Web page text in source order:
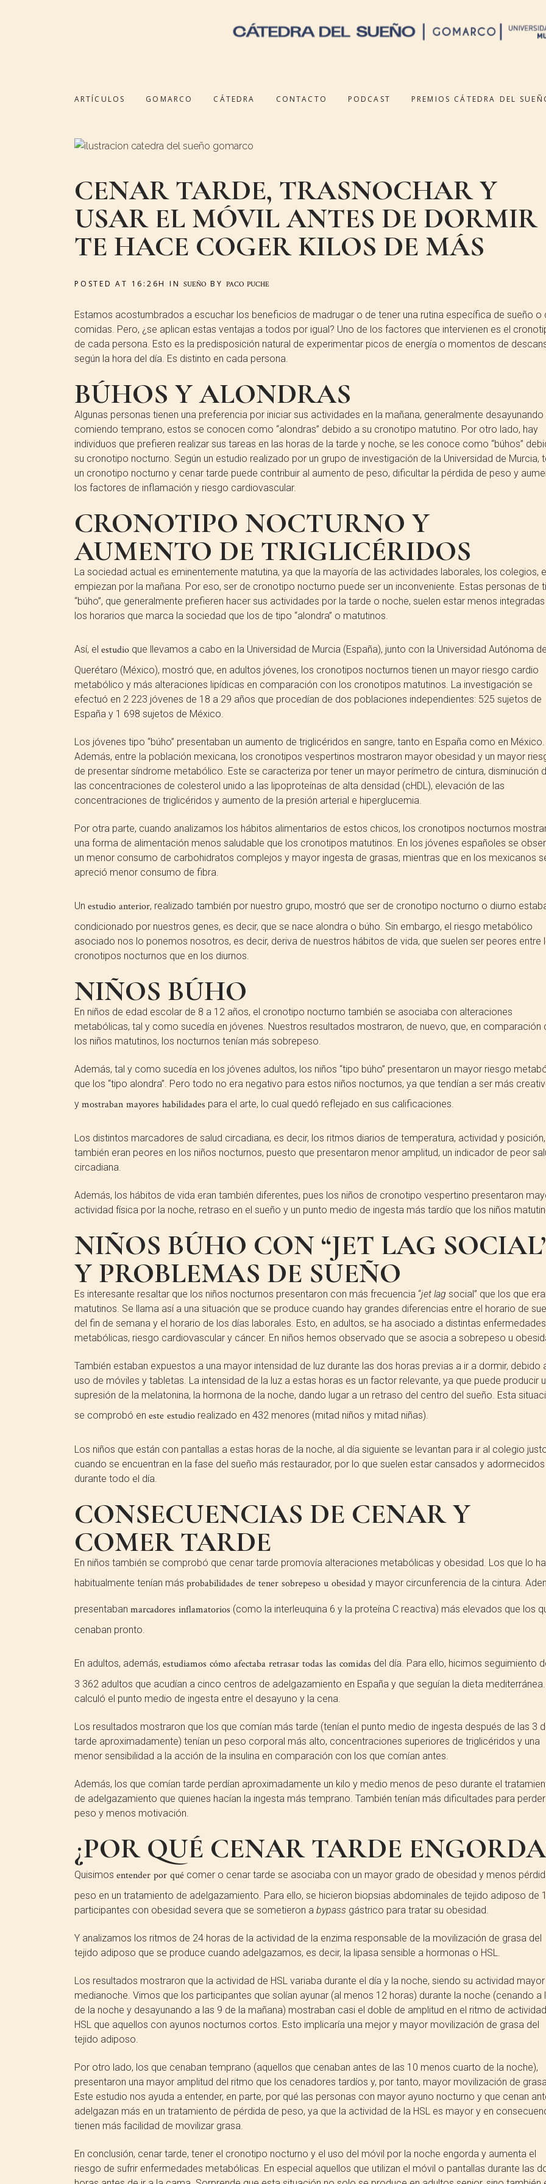
ARTÍCULOS GOMARCO CÁTEDRA CONTACTO PODCAST PREMIOS CÁTEDRA DEL
CENAR TARDE, TRASNOCHAR Y
USAR EL MÓVIL ANTES DE DORMIR
TE HACE COGER KILOS DE MÁS
POSTED AT 16:26H INSUEÑO BYPACO PUCHE
Estamos acostumbrados a escuchar los beneficios de madrugar o de tener una rutina específica de sueño o
comidas. Pero, ¿se aplican estas ventajas a todos por igual? Uno de los factores que intervienen es el
de cada persona. Esto es la predisposición natural de experimentar picos de energía o momentos de
según la hora del día. Es distinto en cada persona.
BÚHOS Y ALONDRAS
Algunas personas tienen una preferencia por iniciar sus actividades en la mañana, generalmente desayunando
comiendo temprano, estos se conocen como “alondras” debido a su cronotipo matutino. Por otro lado, hay
individuos que prefieren realizar sus tareas en las horas de la tarde y noche, se les conoce como “búhos”
su cronotipo nocturno. Según un estudio realizado por un grupo de investigación de la Universidad de Murcia,
un cronotipo nocturno y cenar tarde puede contribuir al aumento de peso, dificultar la pérdida de peso y
los factores de inflamación y riesgo cardiovascular.
CRONOTIPO NOCTURNO Y
AUMENTO DE TRIGLICÉRIDOS
La sociedad actual es eminentemente matutina, ya que la mayoría de las actividades laborales, los colegios,
empiezan por la mañana. Por eso, ser de cronotipo nocturno puede ser un inconveniente. Estas personas de
“búho”, que generalmente prefieren hacer sus actividades por la tarde o noche, suelen estar menos integradas
los horarios que marca la sociedad que los de tipo “alondra” o matutinos.
Así, el estudio que llevamos a cabo en la Universidad de Murcia (España), junto con la Universidad Autónoma de
Querétaro (México), mostró que, en adultos jóvenes, los cronotipos nocturnos tienen un mayor riesgo cardio
metabólico y más alteraciones lipídicas en comparación con los cronotipos matutinos. La investigación se
efectuó en 2 223 jóvenes de 18 a 29 años que procedían de dos poblaciones independientes: 525 sujetos de
España y 1 698 sujetos de México.
Los jóvenes tipo “búho” presentaban un aumento de triglicéridos en sangre, tanto en España como en México.
Además, entre la población mexicana, los cronotipos vespertinos mostraron mayor obesidad y un mayor
de presentar síndrome metabólico. Este se caracteriza por tener un mayor perímetro de cintura, disminución
las concentraciones de colesterol unido a las lipoproteínas de alta densidad (cHDL), elevación de las
concentraciones de triglicéridos y aumento de la presión arterial e hiperglucemia.
Por otra parte, cuando analizamos los hábitos alimentarios de estos chicos, los cronotipos nocturnos
una forma de alimentación menos saludable que los cronotipos matutinos. En los jóvenes españoles se
un menor consumo de carbohidratos complejos y mayor ingesta de grasas, mientras que en los mexicanos
apreció menor consumo de fibra.
Un estudio anterior, realizado también por nuestro grupo, mostró que ser de cronotipo nocturno o diurno
condicionado por nuestros genes, es decir, que se nace alondra o búho. Sin embargo, el riesgo metabólico
asociado nos lo ponemos nosotros, es decir, deriva de nuestros hábitos de vida, que suelen ser peores entre
cronotipos nocturnos que en los diurnos.
NIÑOS BÚHO
En niños de edad escolar de 8 a 12 años, el cronotipo nocturno también se asociaba con alteraciones
metabólicas, tal y como sucedía en jóvenes. Nuestros resultados mostraron, de nuevo, que, en comparación
los niños matutinos, los nocturnos tenían más sobrepeso.
Además, tal y como sucedía en los jóvenes adultos, los niños “tipo búho” presentaron un mayor riesgo
que los “tipo alondra”. Pero todo no era negativo para estos niños nocturnos, ya que tendían a ser más
y mostraban mayores habilidades para el arte, lo cual quedó reflejado en sus calificaciones.
Los distintos marcadores de salud circadiana, es decir, los ritmos diarios de temperatura, actividad y posición,
también eran peores en los niños nocturnos, puesto que presentaron menor amplitud, un indicador de peor
circadiana.
Además, los hábitos de vida eran también diferentes, pues los niños de cronotipo vespertino presentaron
actividad física por la noche, retraso en el sueño y un punto medio de ingesta más tardío que los niños
NIÑOS BÚHO CON “JET LAG
Y PROBLEMAS DE SUEÑO
Es interesante resaltar que los niños nocturnos presentaron con más frecuencia “jet lag social” que los que
matutinos. Se llama así a una situación que se produce cuando hay grandes diferencias entre el horario de
del fin de semana y el horario de los días laborales. Esto, en adultos, se ha asociado a distintas enfermedades
metabólicas, riesgo cardiovascular y cáncer. En niños hemos observado que se asocia a sobrepeso u
También estaban expuestos a una mayor intensidad de luz durante las dos horas previas a ir a dormir, debido
uso de móviles y tabletas. La intensidad de la luz a estas horas es un factor relevante, ya que puede producir
supresión de la melatonina, la hormona de la noche, dando lugar a un retraso del centro del sueño. Esta
se comprobó en este estudio realizado en 432 menores (mitad niños y mitad niñas).
Los niños que están con pantallas a estas horas de la noche, al día siguiente se levantan para ir al colegio
cuando se encuentran en la fase del sueño más restaurador, por lo que suelen estar cansados y adormecidos
durante todo el día.
CONSECUENCIAS DE CENAR Y
COMER TARDE
En niños también se comprobó que cenar tarde promovía alteraciones metabólicas y obesidad. Los que lo
habitualmente tenían más probabilidades de tener sobrepeso u obesidad y mayor circunferencia de la cintura.
presentaban marcadores inflamatorios (como la interleuquina 6 y la proteína C reactiva) más elevados que los
cenaban pronto.
En adultos, además, estudiamos cómo afectaba retrasar todas las comidas del día. Para ello, hicimos seguimiento
3 362 adultos que acudían a cinco centros de adelgazamiento en España y que seguían la dieta
calculó el punto medio de ingesta entre el desayuno y la cena.
Los resultados mostraron que los que comían más tarde (tenían el punto medio de ingesta después de las 3
tarde aproximadamente) tenían un peso corporal más alto, concentraciones superiores de triglicéridos y una
menor sensibilidad a la acción de la insulina en comparación con los que comían antes.
Además, los que comían tarde perdían aproximadamente un kilo y medio menos de peso durante el
de adelgazamiento que quienes hacían la ingesta más temprano. También tenían más dificultades para perder
peso y menos motivación.
¿POR QUÉ CENAR TARDE
Quisimos entender por qué comer o cenar tarde se asociaba con un mayor grado de obesidad y menos
peso en un tratamiento de adelgazamiento. Para ello, se hicieron biopsias abdominales de tejido adiposo de
participantes con obesidad severa que se sometieron a bypass gástrico para tratar su obesidad.
Y analizamos los ritmos de 24 horas de la actividad de la enzima responsable de la movilización de grasa del
tejido adiposo que se produce cuando adelgazamos, es decir, la lipasa sensible a hormonas o HSL.
Los resultados mostraron que la actividad de HSL variaba durante el día y la noche, siendo su actividad
medianoche. Vimos que los participantes que solían ayunar (al menos 12 horas) durante la noche (cenando a
de la noche y desayunando a las 9 de la mañana) mostraban casi el doble de amplitud en el ritmo de
HSL que aquellos con ayunos nocturnos cortos. Esto implicaría una mejor y mayor movilización de grasa del
tejido adiposo.
Por otro lado, los que cenaban temprano (aquellos que cenaban antes de las 10 menos cuarto de la noche),
presentaron una mayor amplitud del ritmo que los cenadores tardíos y, por tanto, mayor movilización de
Este estudio nos ayuda a entender, en parte, por qué las personas con mayor ayuno nocturno y que cenan
adelgazan más en un tratamiento de pérdida de peso, ya que la actividad de la HSL es mayor y en
tienen más facilidad de movilizar grasa.
En conclusión, cenar tarde, tener el cronotipo nocturno y el uso del móvil por la noche engorda y aumenta el
riesgo de sufrir enfermedades metabólicas. En especial aquellos que utilizan el móvil o pantallas durante las